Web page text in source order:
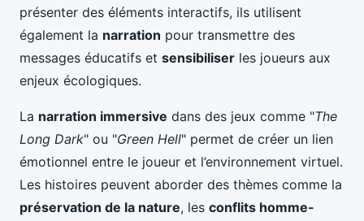
présenter des éléments interactifs, ils utilisent
également la narration pour transmettre des
messages éducatifs et sensibiliser les joueurs aux
enjeux écologiques.
La narration immersive dans des jeux comme "The
Long Dark" ou "Green Hell" permet de créer un lien
émotionnel entre le joueur et l’environnement virtuel.
Les histoires peuvent aborder des thèmes comme la
préservation de la nature, les conflits homme-